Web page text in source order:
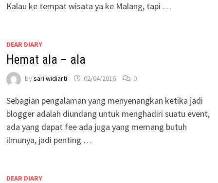
Kalau ke tempat wisata ya ke Malang, tapi …
DEAR DIARY
Hemat ala – ala
by sari widiarti 02/04/2016 0
Sebagian pengalaman yang menyenangkan ketika jadi
blogger adalah diundang untuk menghadiri suatu event,
ada yang dapat fee ada juga yang memang butuh
ilmunya, jadi penting …
DEAR DIARY